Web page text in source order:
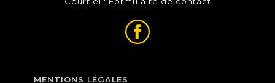
MENTIONS LÉGALES